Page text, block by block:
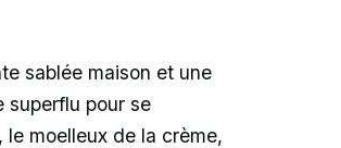
sablée maison et une
superflu pour se
moelleux de la crème,